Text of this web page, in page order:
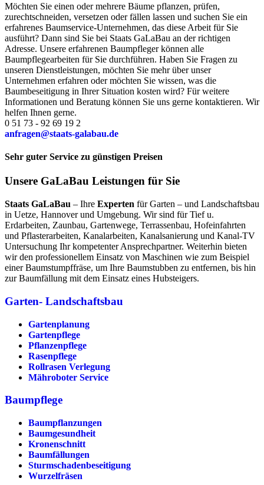
Möchten Sie einen oder mehrere Bäume pflanzen, prüfen,
zurechtschneiden, versetzen oder fällen lassen und suchen Sie ein
erfahrenes Baumservice-Unternehmen, das diese Arbeit für Sie
ausführt? Dann sind Sie bei Staats GaLaBau an der richtigen
Adresse. Unsere erfahrenen Baumpfleger können alle
Baumpflegearbeiten für Sie durchführen. Haben Sie Fragen zu
unseren Dienstleistungen, möchten Sie mehr über unser
Unternehmen erfahren oder möchten Sie wissen, was die
Baumbeseitigung in Ihrer Situation kosten wird? Für weitere
Informationen und Beratung können Sie uns gerne kontaktieren. Wir
helfen Ihnen gerne.
0 51 73 - 92 69 19 2
anfragen@staats-galabau.de
Sehr guter Service zu günstigen Preisen
Unsere GaLaBau Leistungen für Sie
Staats GaLaBau – Ihre Experten für Garten – und Landschaftsbau
in Uetze, Hannover und Umgebung. Wir sind für Tief u.
Erdarbeiten, Zaunbau, Gartenwege, Terrassenbau, Hofeinfahrten
und Pflasterarbeiten, Kanalarbeiten, Kanalsanierung und Kanal-TV
Untersuchung Ihr kompetenter Ansprechpartner. Weiterhin bieten
wir den professionellem Einsatz von Maschinen wie zum Beispiel
einer Baumstumpffräse, um Ihre Baumstubben zu entfernen, bis hin
zur Baumfällung mit dem Einsatz eines Hubsteigers.
Garten- Landschaftsbau
Gartenplanung
Gartenpflege
Pflanzenpflege
Rasenpflege
Rollrasen Verlegung
Mähroboter Service
Baumpflege
Baumpflanzungen
Baumgesundheit
Kronenschnitt
Baumfällungen
Sturmschadenbeseitigung
Wurzelfräsen